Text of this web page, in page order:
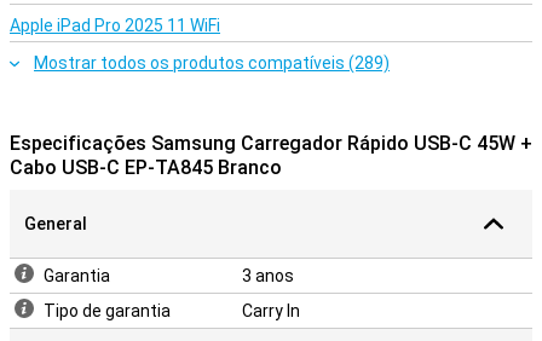
Apple iPad Pro 2025 11 WiFi
Mostrar todos os produtos compatíveis (289)
Especificações Samsung Carregador Rápido USB-C 45W +
Cabo USB-C EP-TA845 Branco
General
Garantia
3 anos
Tipo de garantia
Carry In